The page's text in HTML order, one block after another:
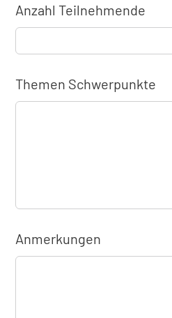
Anzahl Teilnehmende
Themen Schwerpunkte
Anmerkungen